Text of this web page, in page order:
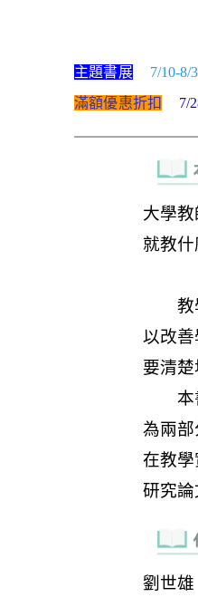
主題書展
7/10-
滿額優惠折扣
7/